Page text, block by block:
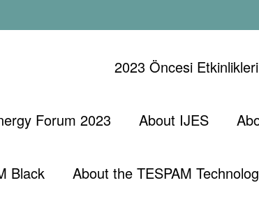
2023 Öncesi
Forum 2023 About IJES
Black About the TESPAM